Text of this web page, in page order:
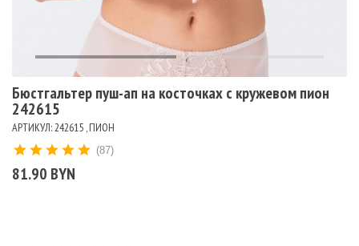
Бюстгальтер пуш-ап на косточках с кружевом пион
242615
АРТИКУЛ: 242615 , ПИОН
81.90 BYN
(87)